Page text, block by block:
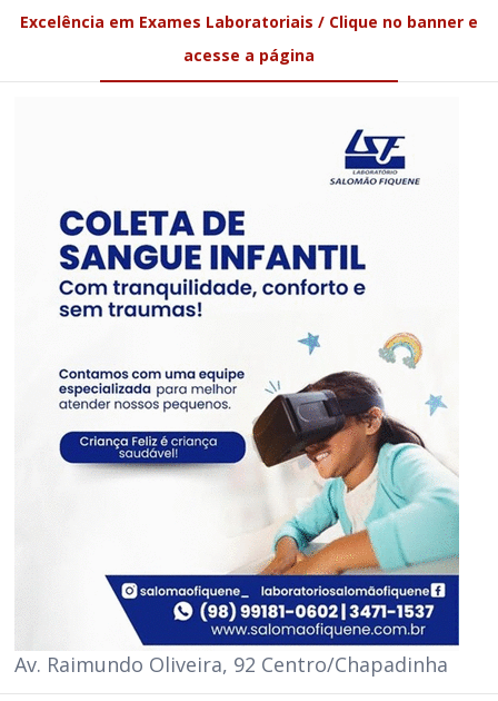
Excelência em Exames Laboratoriais / Clique no banner e
acesse a página
Av. Raimundo Oliveira, 92 Centro/Chapadinha